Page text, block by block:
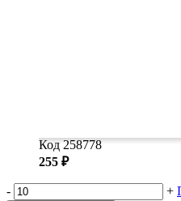
Код 258778
255 ₽
- +